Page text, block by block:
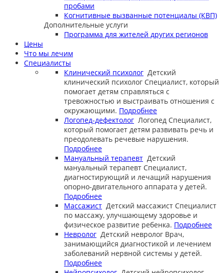
пробами
Когнитивные вызванные потенциалы (КВП)
Дополнительные услуги
Программа для жителей других регионов
Цены
Что мы лечим
Специалисты
Клинический психолог Детский
клинический психолог Специалист, который
помогает детям справляться с
тревожностью и выстраивать отношения с
окружающими. Подробнее
Логопед-дефектолог Логопед Специалист,
который помогает детям развивать речь и
преодолевать речевые нарушения.
Подробнее
Мануальный терапевт Детский
мануальный терапевт Специалист,
диагностирующий и лечащий нарушения
опорно-двигательного аппарата у детей.
Подробнее
Массажист Детский массажист Специалист
по массажу, улучшающему здоровье и
физическое развитие ребенка. Подробнее
Невролог Детский невролог Врач,
занимающийся диагностикой и лечением
заболеваний нервной системы у детей.
Подробнее